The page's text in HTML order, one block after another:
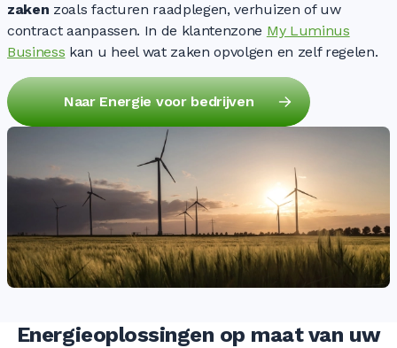
zaken zoals facturen raadplegen, verhuizen of uw
contract aanpassen. In de klantenzone My Luminus
Business kan u heel wat zaken opvolgen en zelf regelen.
Naar Energie voor bedrijven
Energieoplossingen op maat van uw